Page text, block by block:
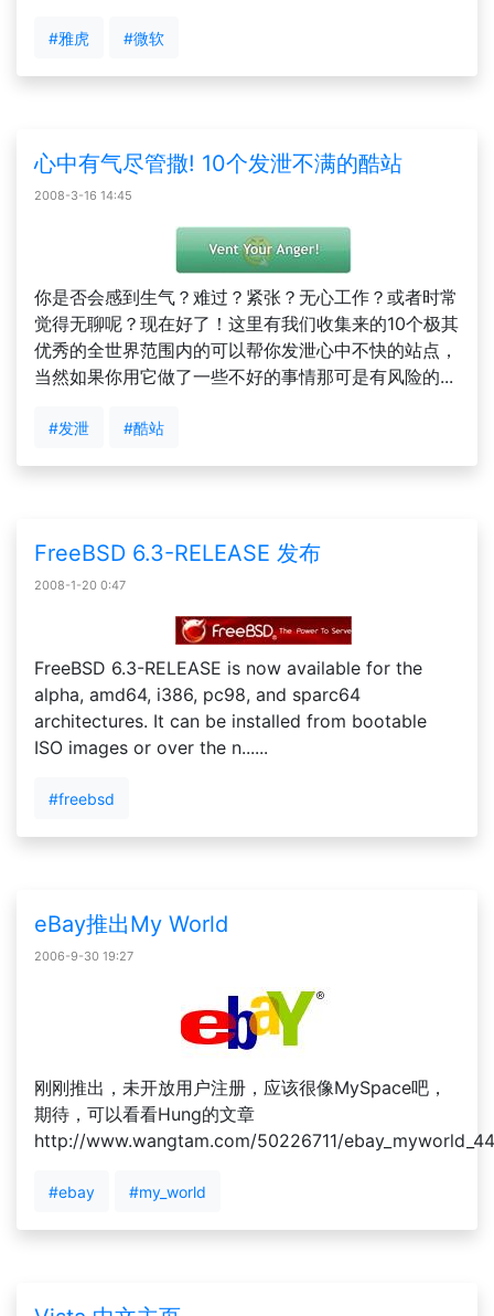
#雅虎 #微软
心中有气尽管撒! 10个发泄不满的酷站
2008-3-16 14:45
你是否会感到生气？难过？紧张？无心工作？或者时常
觉得无聊呢？现在好了！这里有我们收集来的10个极其
优秀的全世界范围内的可以帮你发泄心中不快的站点，
当然如果你用它做了一些不好的事情那可是有风险的...
#发泄 #酷站
FreeBSD 6.3-RELEASE 发布
2008-1-20 0:47
FreeBSD 6.3-RELEASE is now available for the
alpha, amd64, i386, pc98, and sparc64
architectures. It can be installed from bootable
ISO images or over the n......
#freebsd
eBay推出My World
2006-9-30 19:27
刚刚推出，未开放用户注册，应该很像MySpace吧，
期待，可以看看Hung的文章
http://www.wangtam.com/50226711/
#ebay #my_world